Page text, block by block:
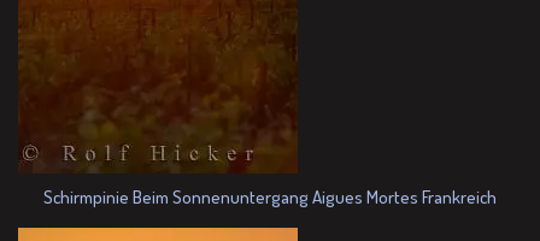
Schirmpinie Beim Sonnenuntergang Aigues Mortes Frankreich